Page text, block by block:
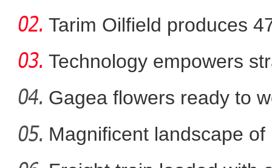
乌鲁木齐县举办“世界家庭
Tarim Oilfield produces
Technology empowers
Xi
Gagea flowers ready to
Nal
Magnificent landscape